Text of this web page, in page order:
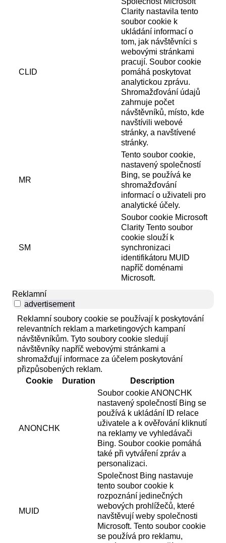
CLID
Clarity nastavila tento
soubor cookie k
ukládání informací o
tom, jak návštěvníci s
webovými stránkami
pracují. Soubor cookie
pomáhá poskytovat
analytickou zprávu.
Shromažďování údajů
zahrnuje počet
návštěvníků, místo, kde
navštívili webové
stránky, a navštívené
stránky.
MR
Tento soubor cookie,
nastavený společností
Bing, se používá ke
shromažďování
informací o uživateli pro
analytické účely.
SM
Soubor cookie Microsoft
Clarity Tento soubor
cookie slouží k
synchronizaci
identifikátoru MUID
napříč doménami
Microsoft.
Reklamní
advertisement
Reklamní soubory cookie se používají k poskytování
relevantních reklam a marketingových kampaní
návštěvníkům. Tyto soubory cookie sledují
návštěvníky napříč webovými stránkami a
shromažďují informace za účelem poskytování
přizpůsobených reklam.
Cookie
Duration Description
ANONCHK
Soubor cookie ANONCHK
nastavený společností Bing se
používá k ukládání ID relace
uživatele a k ověřování kliknutí
na reklamy ve vyhledávači
Bing. Soubor cookie pomáhá
také při vytváření zpráv a
personalizaci.
MUID
Společnost Bing nastavuje
tento soubor cookie k
rozpoznání jedinečných
webových prohlížečů, které
navštěvují weby společnosti
Microsoft. Tento soubor cookie
se používá pro reklamu,